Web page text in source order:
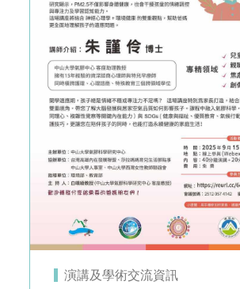
演講及學術交流資訊